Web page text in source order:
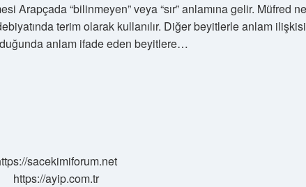
terim olarak kullanılır. Diğer beyitlerle anlam ilişkisi
anlam ifade eden beyitlere…
sacekimiforum.net
https://ayip.com.tr